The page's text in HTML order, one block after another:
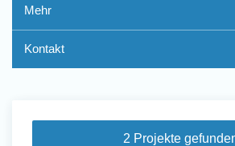
Mehr
Kontakt
2 Projekte